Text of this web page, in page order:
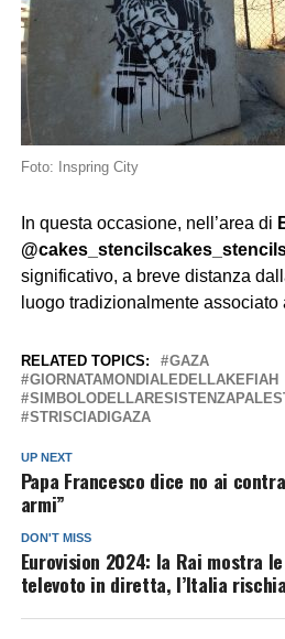
Foto: Inspring City
In questa occasione, nell’area di
@cakes_stencils
significativo, a breve distanza
luogo tradizionalmente associato
RELATED TOPICS:
GAZA
GIORNATAMONDIALEDELLAKEFIAH
STRISCIADIGAZA
UP NEXT
Papa Francesco dice no ai
armi”
DON'T MISS
Eurovision 2024: la Rai mostra
televoto in diretta, l’Italia